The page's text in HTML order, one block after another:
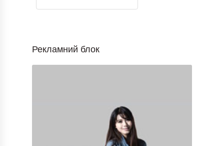
Рекламний блок